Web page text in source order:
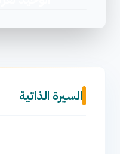
السيرة الذاتية